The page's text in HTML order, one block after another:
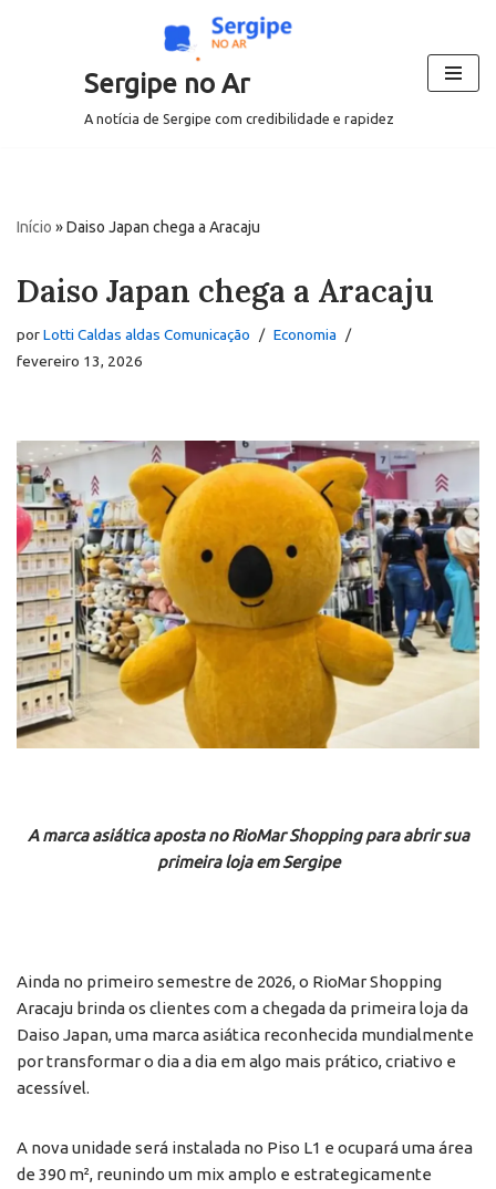
Sergipe no Ar
A notícia de Sergipe com credibilidade e rapidez
Início »Daiso Japan chega a Aracaju
Daiso Japan chega a Aracaju
porLotti Caldas aldas Comunicação
Economia
fevereiro 13, 2026
A marca asiática aposta no RioMar Shopping para abrir sua
primeira loja em Sergipe
Ainda no primeiro semestre de 2026, o RioMar Shopping
Aracaju brinda os clientes com a chegada da primeira loja da
Daiso Japan, uma marca asiática reconhecida mundialmente
por transformar o dia a dia em algo mais prático, criativo e
acessível.
A nova unidade será instalada no Piso L1 e ocupará uma área
de 390 m², reunindo um mix amplo e estrategicamente